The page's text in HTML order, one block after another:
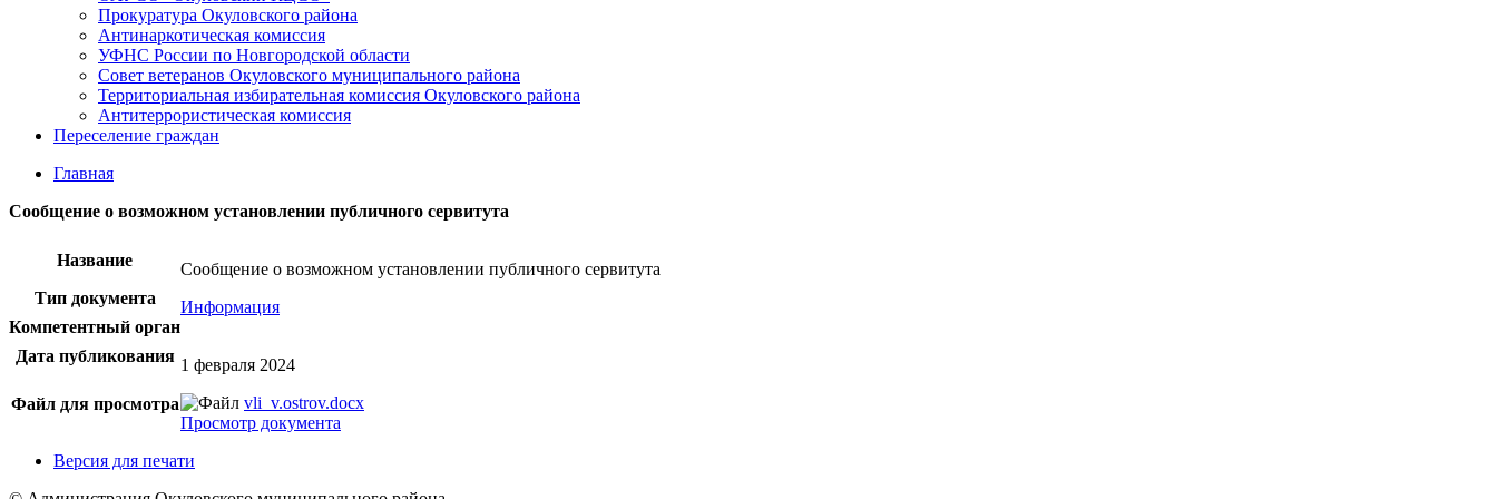
Прокуратура Окуловского района
Антинаркотическая комиссия
УФНС России по Новгородской области
Совет ветеранов Окуловского муниципального района
Территориальная избирательная комиссия Окуловского района
Антитеррористическая комиссия
Переселение граждан
Главная
Сообщение о возможном установлении публичного сервитута
Название
Сообщение о возможном установлении публичного сервитута
Тип документа
Информация
Компетентный орган
Дата публикования 1 февраля 2024
Файл для просмотра
vli_v.ostrov.docx
Просмотр документа
Версия для печати